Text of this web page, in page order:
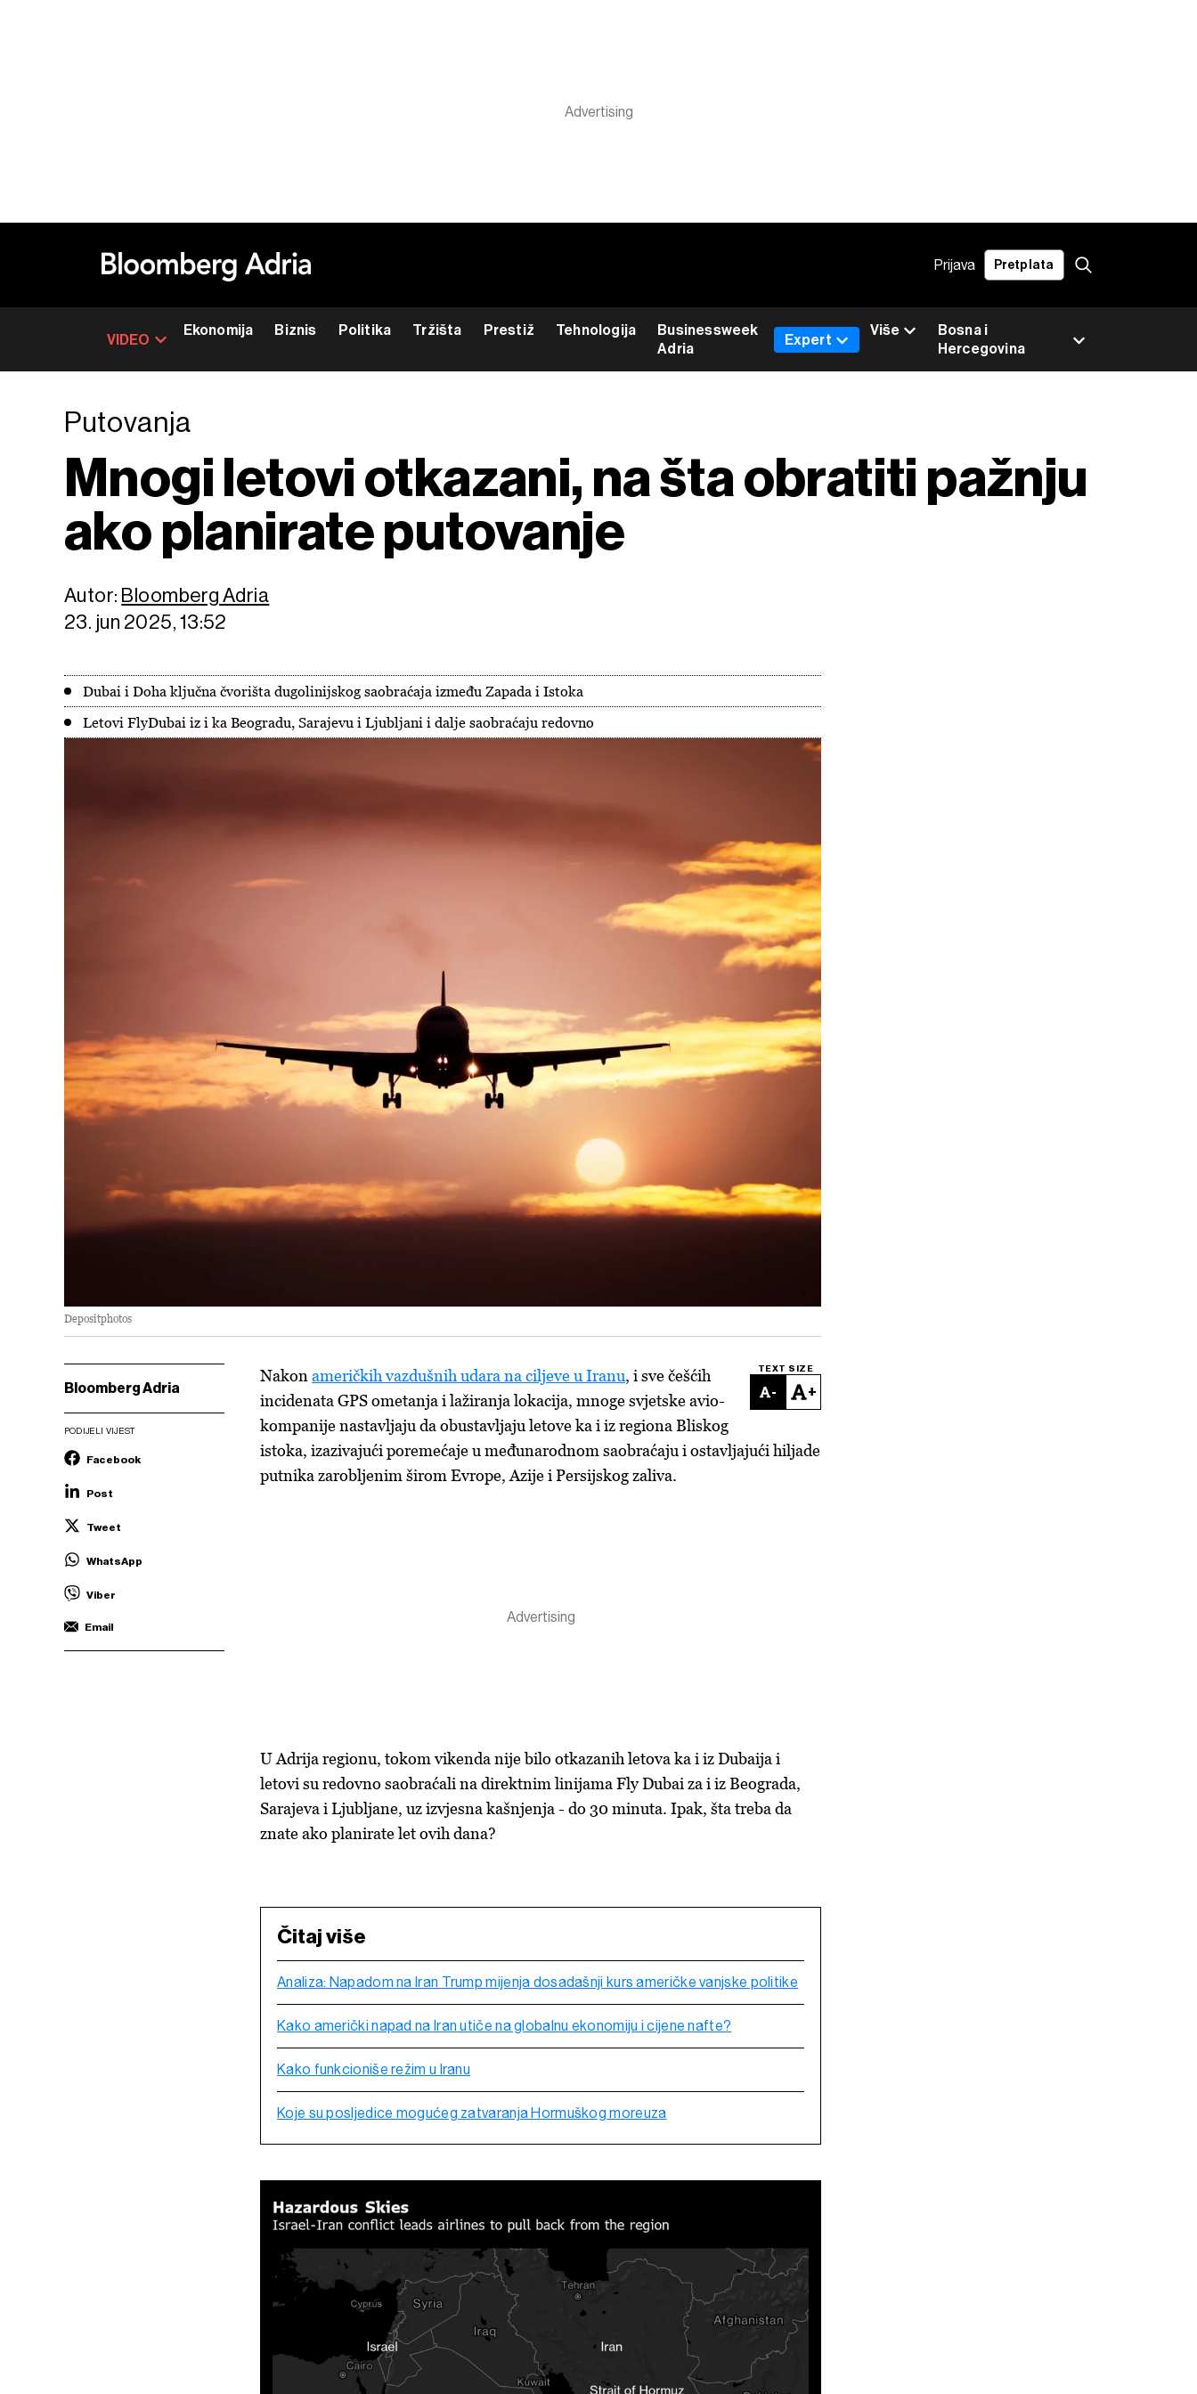
Prijava Pretplata
VIDEO
Ekonomija Biznis Politika Tržišta Prestiž Tehnologija
Businessweek
Adria
Bosna i
Hercegovina
Expert
Više
Putovanja
Mnogi letovi otkazani, na šta obratiti pažnju
ako planirate putovanje
Autor: Bloomberg Adria
23. jun 2025, 13:52
Dubai i Doha ključna čvorišta dugolinijskog saobraćaja između Zapada i Istoka
Letovi FlyDubai iz i ka Beogradu, Sarajevu i Ljubljani i dalje saobraćaju redovno
Depositphotos
Bloomberg Adria
PODIJELI VIJEST
Facebook
Post
Tweet
WhatsApp
Viber
Email
TEXT SIZE
- +
Nakon američkih vazdušnih udara na ciljeve u Iranu, i sve češćih
incidenata GPS ometanja i lažiranja lokacija, mnoge svjetske avio-
kompanije nastavljaju da obustavljaju letove ka i iz regiona Bliskog
istoka, izazivajući poremećaje u međunarodnom saobraćaju i ostavljajući hiljade
putnika zarobljenim širom Evrope, Azije i Persijskog zaliva.
U Adrija regionu, tokom vikenda nije bilo otkazanih letova ka i iz Dubaija i
letovi su redovno saobraćali na direktnim linijama Fly Dubai za i iz Beograda,
Sarajeva i Ljubljane, uz izvjesna kašnjenja - do 30 minuta. Ipak, šta treba da
znate ako planirate let ovih dana?
Čitaj više
Analiza: Napadom na Iran Trump mijenja dosadašnji kurs američke vanjske politike
Kako američki napad na Iran utiče na globalnu ekonomiju i cijene nafte?
Kako funkcioniše režim u Iranu
Koje su posljedice mogućeg zatvaranja Hormuškog moreuza